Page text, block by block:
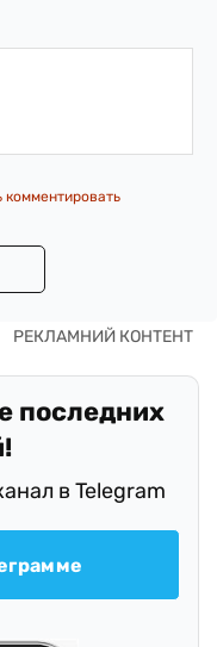
комментировать
последних
в Telegram